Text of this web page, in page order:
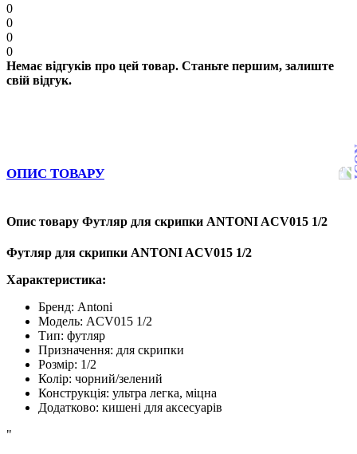
0
0
0
0
Немає відгуків про цей товар. Станьте першим, залиште
свій відгук.
ОПИС ТОВАРУ
Опис товару Футляр для скрипки ANTONI ACV015 1/2
Футляр для скрипки ANTONI ACV015 1/2
Характеристика:
Бренд: Antoni
Модель: ACV015 1/2
Тип: футляр
Призначення: для скрипки
Розмір: 1/2
Колір: чорний/зелений
Конструкція: ультра легка, міцна
Додатково: кишені для аксесуарів
"